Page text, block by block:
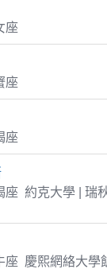
座
座
座
約克大學 | 瑞
座 慶熙網絡大學